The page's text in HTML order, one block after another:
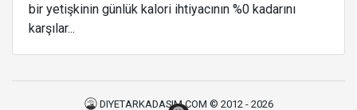
bir yetişkinin günlük kalori ihtiyacının %0 kadarını
karşılar...
DIYETARKADASIM.COM © 2012 - 2026